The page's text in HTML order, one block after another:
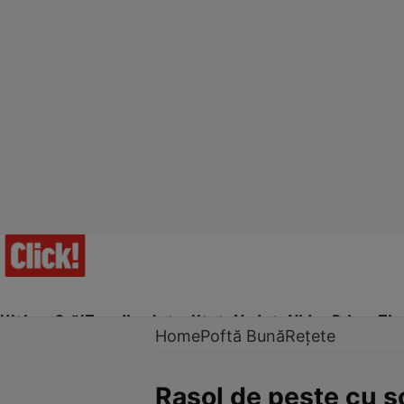
Ultima Oră!Trending Actualitate Vedete Video Prime Time
HomePoftă BunăRețete
Rasol de peşte cu